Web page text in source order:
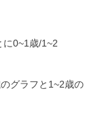
に0~1歳/1~2
グラフと1~2歳の